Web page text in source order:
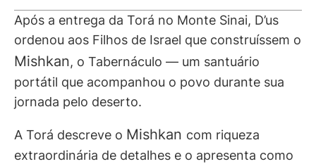
Após a entrega da Torá no Monte Sinai, D’us
ordenou aos Filhos de Israel que construíssem o
Mishkan, o Tabernáculo — um santuário
portátil que acompanhou o povo durante sua
jornada pelo deserto.
A Torá descreve o Mishkan com riqueza
extraordinária de detalhes e o apresenta como